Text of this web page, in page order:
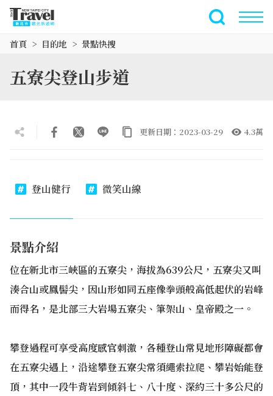
全文檢索
首頁 目的地 景點快搜
五寮尖登山步道
更新日期：2023-03-29 4.3萬
登山健行 微笑山線
景點介紹
位在新北市三峽區的五寮尖，海拔為639公尺，五寮尖又叫
湊合山或鳳髻尖，因山形如同五座像拳頭般高低起伏的岩峰
而得名，是北部三大岩場五寮尖、筆架山、皇帝殿之一。
攀登過程可享受高度感官刺激，各種登山常見地形障礙都會
在五寮尖遇上，沿途攀登五寮尖常須繩索拉爬、攀岩始能登
頂，其中一段牛背岩到傾斜七、八十度、深約三十多公尺的